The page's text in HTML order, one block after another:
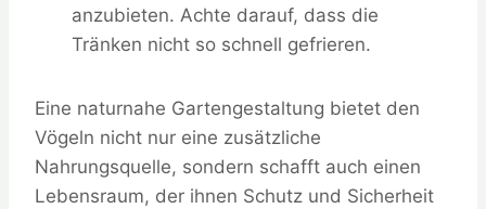
anzubieten. Achte darauf, dass die
Tränken nicht so schnell gefrieren.
Eine naturnahe Gartengestaltung bietet den
Vögeln nicht nur eine zusätzliche
Nahrungsquelle, sondern schafft auch einen
Lebensraum, der ihnen Schutz und Sicherheit